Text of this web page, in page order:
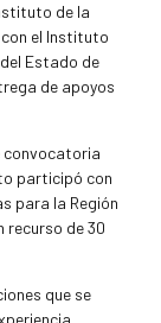
de la
el Instituto
Estado de
de apoyos
convocatoria
participó con
para la Región
recurso de 30
que se